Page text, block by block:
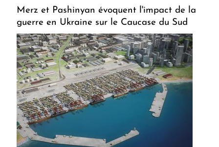
Merz et Pashinyan évoquent l'impact de la
guerre en Ukraine sur le Caucase du Sud